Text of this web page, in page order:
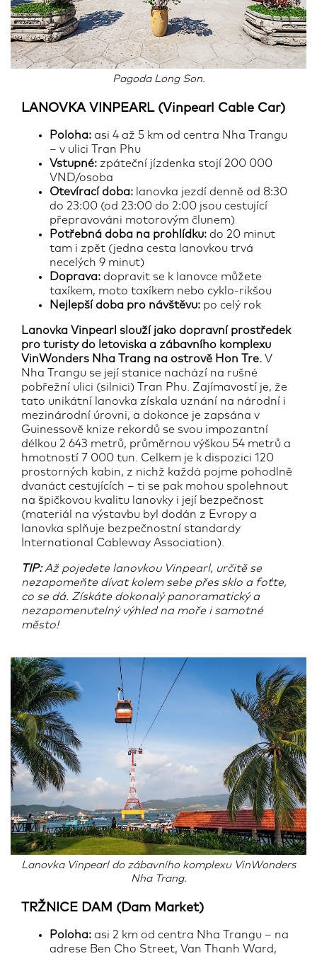
Pagoda Long Son.
LANOVKA VINPEARL (Vinpearl Cable Car)
Poloha: asi 4 až 5 km od centra Nha Trangu
– v ulici Tran Phu
Vstupné: zpáteční jízdenka stojí 200 000
VND/osoba
Otevírací doba: lanovka jezdí denně od 8:30
do 23:00 (od 23:00 do 2:00 jsou cestující
přepravováni motorovým člunem)
Potřebná doba na prohlídku: do 20 minut
tam i zpět (jedna cesta lanovkou trvá
necelých 9 minut)
Doprava: dopravit se k lanovce můžete
taxíkem, moto taxíkem nebo cyklo-rikšou
Nejlepší doba pro návštěvu: po celý rok
Lanovka Vinpearl slouží jako dopravní prostředek
pro turisty do letoviska a zábavního komplexu
VinWonders Nha Trang na ostrově Hon Tre. V
Nha Trangu se její stanice nachází na rušné
pobřežní ulici (silnici) Tran Phu. Zajímavostí je, že
tato unikátní lanovka získala uznání na národní i
mezinárodní úrovni, a dokonce je zapsána v
Guinessově knize rekordů se svou impozantní
délkou 2 643 metrů, průměrnou výškou 54 metrů a
hmotností 7 000 tun. Celkem je k dispozici 120
prostorných kabin, z nichž každá pojme pohodlně
dvanáct cestujících – ti se pak mohou spolehnout
na špičkovou kvalitu lanovky i její bezpečnost
(materiál na výstavbu byl dodán z Evropy a
lanovka splňuje bezpečnostní standardy
International Cableway Association).
TIP:Až pojedete lanovkou Vinpearl, určitě se
nezapomeňte dívat kolem sebe přes sklo a foťte,
co se dá. Získáte dokonalý panoramatický a
nezapomenutelný výhled na moře i samotné
město!
Lanovka Vinpearl do zábavního komplexu VinWonders
Nha Trang.
TRŽNICE DAM (Dam Market)
Poloha: asi 2 km od centra Nha Trangu – na
adrese Ben Cho Street, Van Thanh Ward,